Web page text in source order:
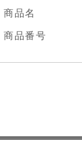
商品名
商品番号